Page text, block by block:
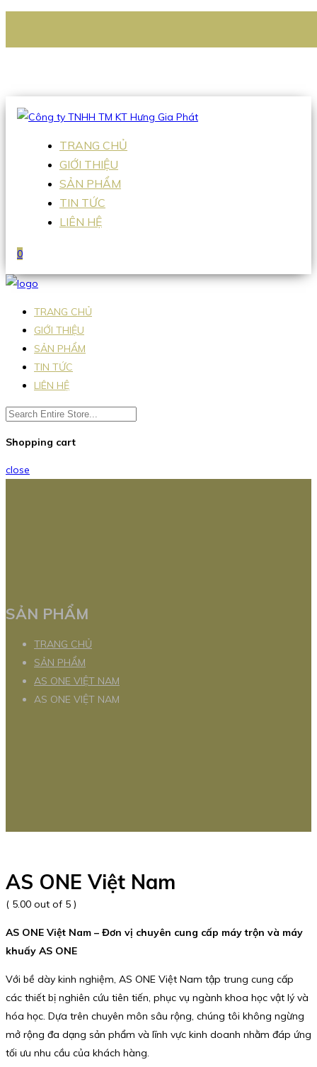
Hotline:0938 336 079
TRANG CHỦ
GIỚI THIỆU
SẢN PHẨM
TIN TỨC
LIÊN HỆ
0
TRANG CHỦ
GIỚI THIỆU
SẢN PHẨM
TIN TỨC
LIÊN HỆ
Shopping cart
close
SẢN PHẨM
TRANG CHỦ
SẢN PHẨM
AS ONE VIỆT NAM
AS ONE VIỆT NAM
AS ONE Việt Nam
( 5.00 out of 5 )
AS ONE Việt Nam – Đơn vị chuyên cung cấp máy trộn và máy
khuấy AS ONE
Với bề dày kinh nghiệm, AS ONE Việt Nam tập trung cung cấp
các thiết bị nghiên cứu tiên tiến, phục vụ ngành khoa học vật lý và
hóa học. Dựa trên chuyên môn sâu rộng, chúng tôi không ngừng
mở rộng đa dạng sản phẩm và lĩnh vực kinh doanh nhằm đáp ứng
tối ưu nhu cầu của khách hàng.